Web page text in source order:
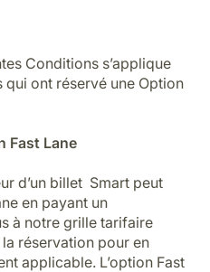
Conditions s’applique
qui ont réservé une Option
Fast Lane
d’un billet Smart peut
en payant un
à notre grille tarifaire
réservation pour en
applicable. L’option Fast